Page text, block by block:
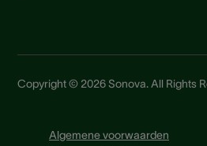
Copyright © 2026 Sonova. All Rights
Algemene voorwaarden